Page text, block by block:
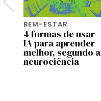
BEM-ESTAR
4 formas de usar
IA para aprender
melhor, segundo a
neurociência